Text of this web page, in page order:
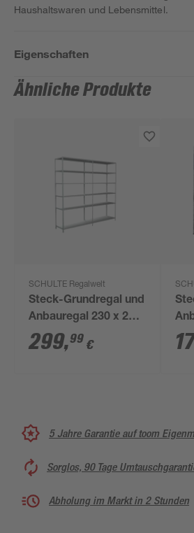
Haushaltswaren und Lebensmittel.
Eigenschaften
Ähnliche Produkte
SCHULTE Regalwelt
Steck-Grundregal und
Anbauregal 230 x 240
x 50 cm, 12 Böden,
weiß, Tragkraft 510 kg
299,99 €
x
5 Jahre Garantie auf toom
Sorglos, 90 Tage
Abholung im Markt in 2 Stunden